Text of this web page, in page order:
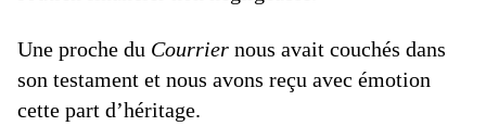
Une proche du Courrier nous avait couchés dans
son testament et nous avons reçu avec émotion
cette part d’héritage.